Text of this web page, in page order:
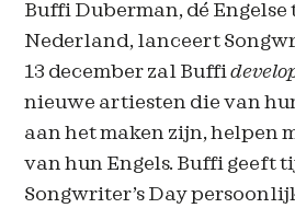
Buffi Duberman, dé
Nederland, lanceert
13 december zal Buffi
nieuwe artiesten die van
aan het maken zijn, helpen
van hun Engels. Buffi geeft
Songwriter’s Day